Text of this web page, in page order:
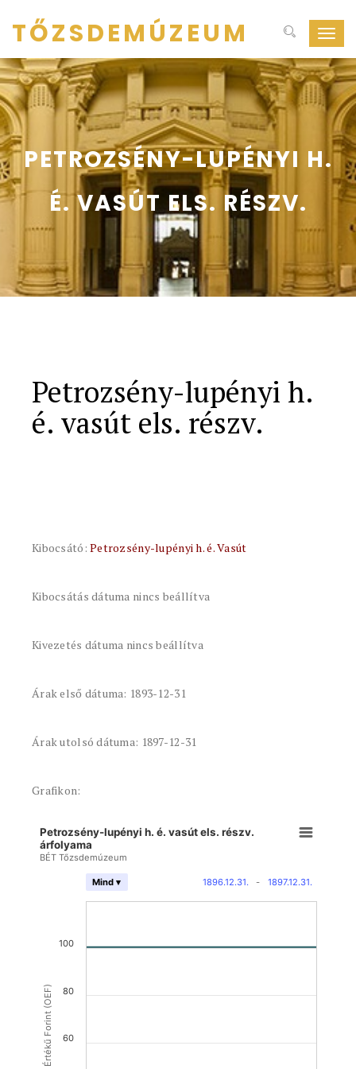
ki-
be
TŐZSDEMÚZEUM
PETROZSÉNY-LUPÉNYI H.
É. VASÚT ELS. RÉSZV.
Petrozsény-lupényi h.
é. vasút els. részv.
Kibocsátó:Petrozsény-lupényi h. é. Vasút
Kibocsátás dátuma nincs beállítva
Kivezetés dátuma nincs beállítva
Árak első dátuma: 1893-12-31
Árak utolsó dátuma: 1897-12-31
Grafikon:
Osztrák Értékű Forint (OEF)
Petrozsény-lupényi h. é. vasút els. részv.
árfolyama
BÉT Tőzsdemúzeum
1896.12.31. - 1897.12.31.
Mind ▾
60
80
100